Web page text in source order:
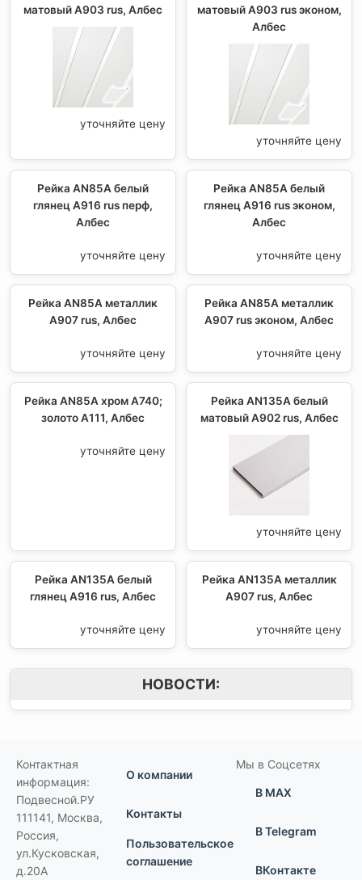
матовый А903 rus, Албес
уточняйте цену
матовый А903 rus эконом,
Албес
уточняйте цену
Рейка AN85A белый
глянец А916 rus перф,
Албес
уточняйте цену
Рейка AN85A белый
глянец А916 rus эконом,
Албес
уточняйте цену
Рейка AN85A металлик
А907 rus, Албес
уточняйте цену
Рейка AN85A металлик
A907 rus эконом, Албес
уточняйте цену
Рейка AN85A хром А740;
золото А111, Албес
уточняйте цену
Рейка AN135A белый
матовый А902 rus, Албес
уточняйте цену
Рейка AN135A белый
глянец А916 rus, Албес
уточняйте цену
Рейка AN135A металлик
A907 rus, Албес
уточняйте цену
НОВОСТИ:
Контактная
информация:
Подвесной.РУ
111141, Москва,
Россия,
ул.Кусковская,
д.20А
О компании
Контакты
Пользовательское
соглашение
Мы в Соцсетях
В MAX
В Telegram
ВКонтакте